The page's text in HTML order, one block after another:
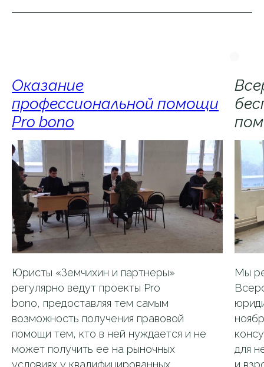
Оказание
профессиональной помощи
Pro bono
Юристы «Земчихин и партнеры»
регулярно ведут проекты Pro
bono, предоставляя тем самым
возможность получения правовой
помощи тем, кто в ней нуждается и не
может получить ее на рыночных
Мы
для